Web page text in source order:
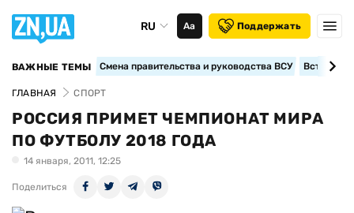
RU Аа Поддержать
ВАЖНЫЕ ТЕМЫ Смена правительства и руководства ВСУ
ГЛАВНАЯ СПОРТ
РОССИЯ ПРИМЕТ ЧЕМПИОНАТ МИРА
ПО ФУТБОЛУ 2018 ГОДА
14 января, 2011, 12:25
Поделиться